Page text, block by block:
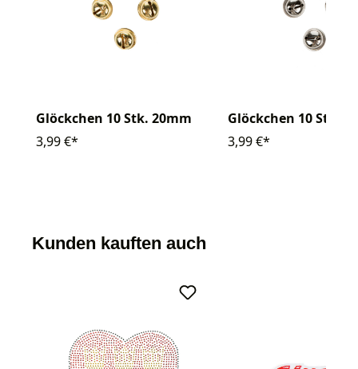
Glöckchen 10 Stk. 20mm
3,99 €*
Glöckchen 10 Stk.
3,99 €*
Kunden kauften auch